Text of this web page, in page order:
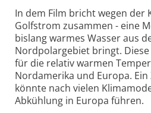
In dem Film bricht wegen der
Golfstrom zusammen - eine
bislang warmes Wasser aus
Nordpolargebiet bringt.
für die relativ warmen
Nordamerika und Europa.
könnte nach vielen
Abkühlung in Europa führen.